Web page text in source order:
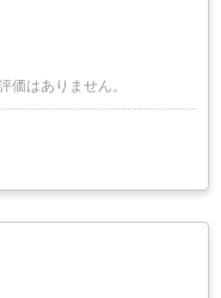
はありません。